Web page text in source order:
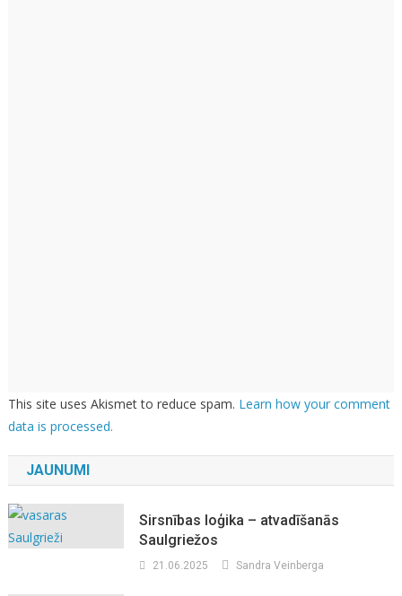
This site uses Akismet to reduce spam. Learn how your comment
data is processed.
JAUNUMI
Sirsnības loģika – atvadīšanās
Saulgriežos
21.06.2025 Sandra Veinberga